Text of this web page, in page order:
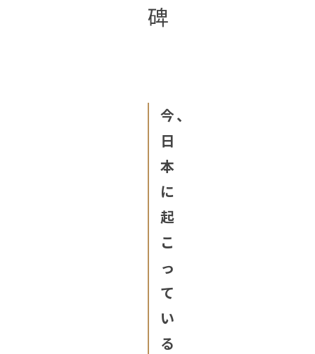
碑
今、
日
本
に
起
こ
っ
て
い
る